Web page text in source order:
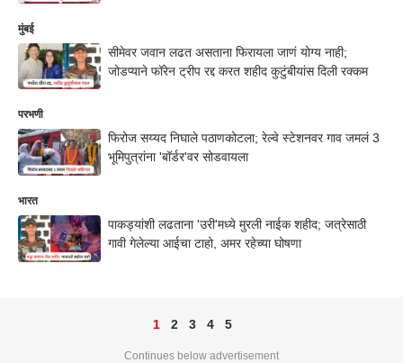
मुंबई
सीमेवर जवान लढत असताना फिरायला जाणं योग्य नाही;
जोडप्याने फॉरेन ट्रीप रद्द करत शहीद कुटुंबीयांस दिली रक्कम
परभणी
फिरोज सय्यद निघाले पठाणकोटला; रेल्वे स्टेशनवर गाव जमलं 3
भूमिपुत्रांना 'बॉर्डर'वर सोडवायला
भारत
पाकड्यांशी लढताना 'उरी'मध्ये मुरली नाईक शहीद; जत्रेसाठी
गावी गेलेल्या आईचा टाहो, अमर रहेच्या घोषणा
1 2 3 4 5
Continues below advertisement